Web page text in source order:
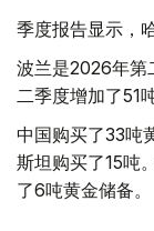
季度报告显示，
波兰是2026年第
二季度增加了51
中国购买了33吨
斯坦购买了15吨
了6吨黄金储备。